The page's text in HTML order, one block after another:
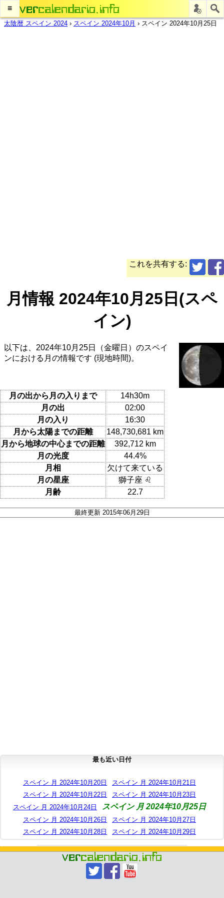
≡
太陰暦 スペイン 2024 › スペイン 2024年10月 › スペイン 2024年10月25日
これを共有する:
月情報 2024年10月25日(スペ
イン)
以下は、2024年10月25日（金曜日）のスペイ
ンにおける月の情報です (現地時間)。
月の出から月の入りまで
14h30m
月の出
02:00
月の入り
16:30
月から太陽までの距離
148,730,681 km
月から地球の中心までの距離
392,712 km
月の光度
44.4%
月相
欠けて来ている
月の星座
獅子座 ♌
月齢
22.7
最終更新 2015年06月29日
最も近い日付
スペイン 月 2024年10月20日
スペイン 月 2024年10月21日
スペイン 月 2024年10月22日
スペイン 月 2024年10月23日
スペイン 月 2024年10月24日
スペイン 月 2024年10月25日
スペイン 月 2024年10月26日
スペイン 月 2024年10月27日
スペイン 月 2024年10月28日
スペイン 月 2024年10月29日